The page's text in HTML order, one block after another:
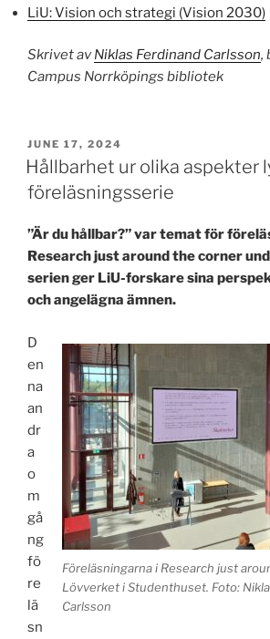
LiU: Vision och strategi (Vision 2030)
Skrivet avNiklas Ferdinand Carlsson,
Campus Norrköpings bibliotek
POSTED
ON
JUNE 17, 2024
Hållbarhet ur olika aspekter
föreläsningsserie
”Är du hållbar?” var temat för
Research just around the corner
serien ger LiU-forskare sina
och angelägna ämnen.
Föreläsningarna i Research just
Lövverket i Studenthuset. Foto:
Carlsson
D
en
na
an
dr
a
o
m
gå
ng
fö
re
lä
sn